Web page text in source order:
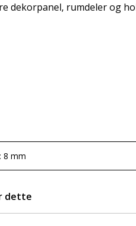
dekorpanel, rumdeler og
8 mm
dette